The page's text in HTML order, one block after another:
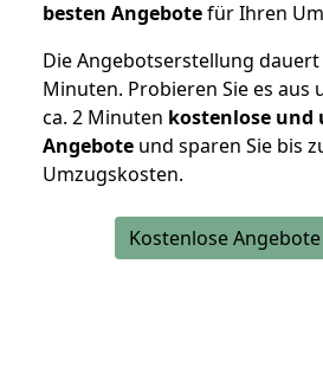
besten Angebotefür Ihren
Die Angebotserstellung
Minuten. Probieren Sie es aus
ca. 2 Minuten kostenlose und
Angebote und sparen Sie bis
Umzugskosten.
Kostenlose